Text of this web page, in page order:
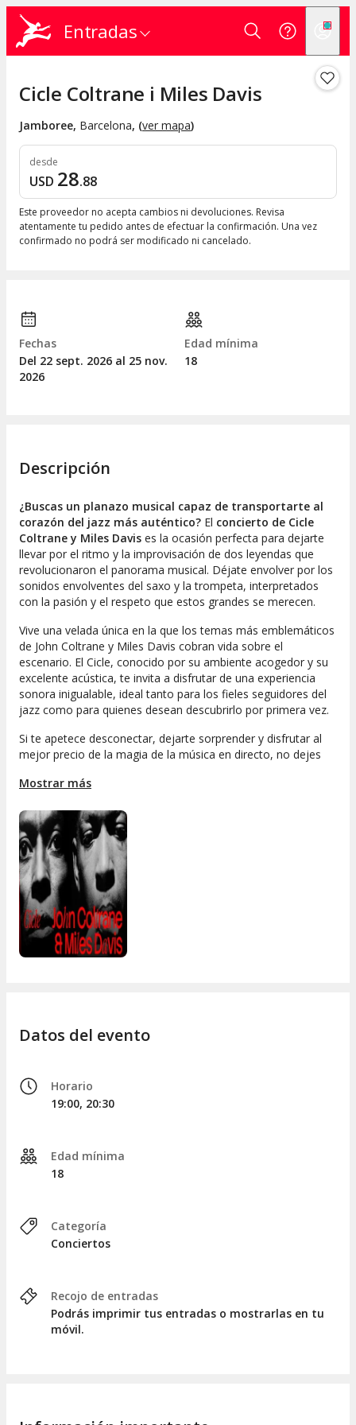
Entradas
Cicle Coltrane i Miles Davis
Jamboree, Barcelona, (ver mapa)
desde
USD 28.88
Este proveedor no acepta cambios ni devoluciones. Revisa
atentamente tu pedido antes de efectuar la confirmación. Una vez
confirmado no podrá ser modificado ni cancelado.
Fechas
Del 22 sept. 2026 al 25 nov.
2026
Edad mínima
18
Descripción
¿Buscas un planazo musical capaz de transportarte al
corazón del jazz más auténtico? El concierto de Cicle
Coltrane y Miles Davis es la ocasión perfecta para dejarte
llevar por el ritmo y la improvisación de dos leyendas que
revolucionaron el panorama musical. Déjate envolver por los
sonidos envolventes del saxo y la trompeta, interpretados
con la pasión y el respeto que estos grandes se merecen.
Vive una velada única en la que los temas más emblemáticos
de John Coltrane y Miles Davis cobran vida sobre el
escenario. El Cicle, conocido por su ambiente acogedor y su
excelente acústica, te invita a disfrutar de una experiencia
sonora inigualable, ideal tanto para los fieles seguidores del
jazz como para quienes desean descubrirlo por primera vez.
Si te apetece desconectar, dejarte sorprender y disfrutar al
mejor precio de la magia de la música en directo, no dejes
Reserva tu entrada y prepárate para una noche repleta de
menos aún cuando suena así de bien!
Mostrar más
Datos del evento
Horario
19:00, 20:30
Edad mínima
18
Categoría
Conciertos
Recojo de entradas
Podrás imprimir tus entradas o mostrarlas en tu
móvil.